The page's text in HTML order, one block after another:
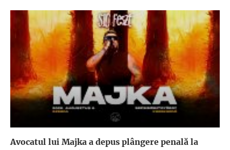
Avocatul lui Majka a depus plângere penală la